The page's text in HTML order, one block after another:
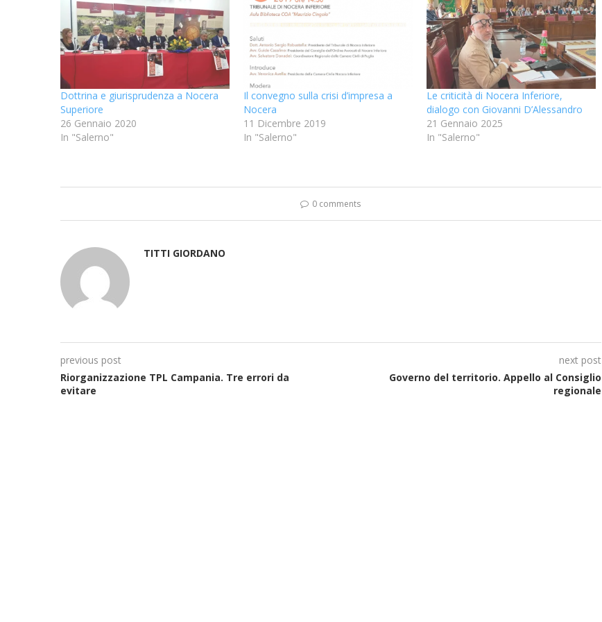
Dottrina e giurisprudenza a Nocera
Superiore
26 Gennaio 2020
In "Salerno"
Il convegno sulla crisi d’impresa a
Nocera
11 Dicembre 2019
In "Salerno"
Le criticità di Nocera Inferiore,
dialogo con Giovanni D’Alessandro
21 Gennaio 2025
In "Salerno"
0 comments
TITTI GIORDANO
previous post
Riorganizzazione TPL Campania. Tre errori da
evitare
next post
Governo del territorio. Appello al Consiglio
regionale